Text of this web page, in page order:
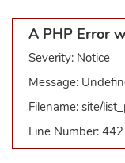
A PHP Error
Severity: Notice
Message:
Filename: site/
Line Number: 442